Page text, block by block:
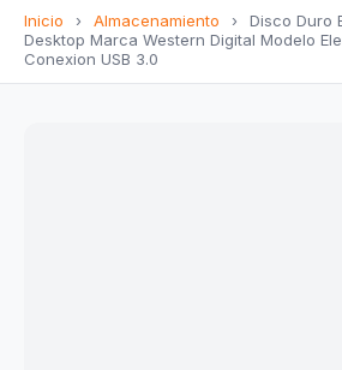
Inicio › Almacenamiento ›
Disco Duro
Desktop Marca Western Digital Modelo
Conexion USB 3.0